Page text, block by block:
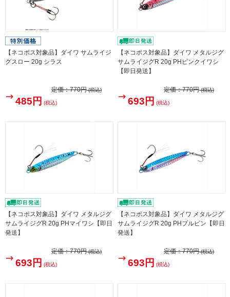
【ネコポス対象品】ダイワ サムライジ
グスロー 20g シラス
定価：770円(税込)
485円 (税込)
【ネコポス対象品】ダイワ メタルジグ
サムライジグR 20g PHピンクイワシ
【即日発送】
定価：770円(税込)
693円 (税込)
【ネコポス対象品】ダイワ メタルジグ
サムライジグR 20g PHマイワシ【即日
発送】
定価：770円(税込)
693円 (税込)
【ネコポス対象品】ダイワ メタルジグ
サムライジグR 20g PHブルピン【即日
発送】
定価：770円(税込)
693円 (税込)